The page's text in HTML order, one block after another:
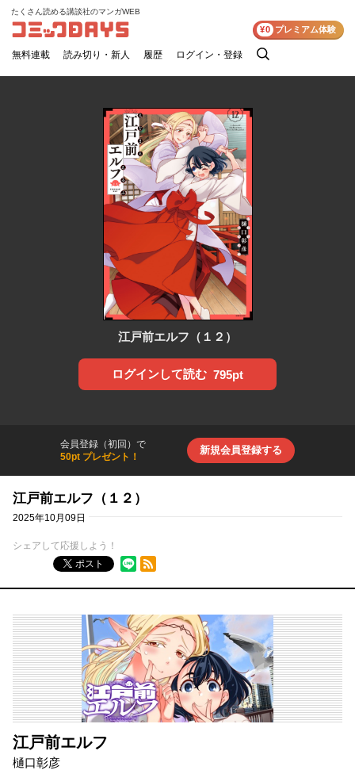
コミックDAYS
たくさん読める講談社のマンガWEB
無料連載 読み切り・新人 履歴 ログイン・登録
検
¥0 プレミアム体験
江戸前エルフ（１２）
ログインして読む 795pt
会員登録（初回）で
50pt プレゼント！
新規会員登録する
江戸前エルフ（１２）
2025年10月09日
シェアして応援しよう！
ポスト
RSSフィード
江戸前エルフ
樋口彰彦